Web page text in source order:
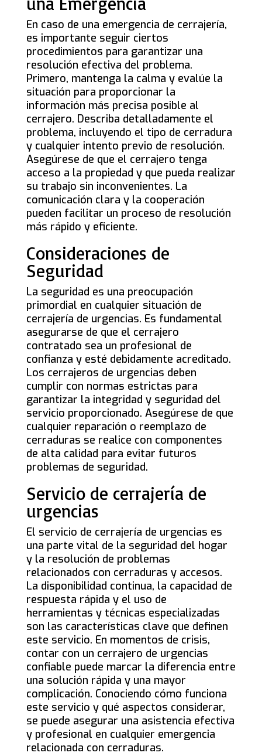
En caso de una emergencia de cerrajería,
es importante seguir ciertos
procedimientos para garantizar una
resolución efectiva del problema.
Primero, mantenga la calma y evalúe la
situación para proporcionar la
información más precisa posible al
cerrajero. Describa detalladamente el
problema, incluyendo el tipo de cerradura
y cualquier intento previo de resolución.
Asegúrese de que el cerrajero tenga
acceso a la propiedad y que pueda realizar
su trabajo sin inconvenientes. La
comunicación clara y la cooperación
pueden facilitar un proceso de resolución
más rápido y eficiente.
Consideraciones de
Seguridad
La seguridad es una preocupación
primordial en cualquier situación de
cerrajería de urgencias. Es fundamental
asegurarse de que el cerrajero
contratado sea un profesional de
confianza y esté debidamente acreditado.
Los cerrajeros de urgencias deben
cumplir con normas estrictas para
garantizar la integridad y seguridad del
servicio proporcionado. Asegúrese de que
cualquier reparación o reemplazo de
cerraduras se realice con componentes
de alta calidad para evitar futuros
problemas de seguridad.
Servicio de cerrajería de
urgencias
El servicio de cerrajería de urgencias es
una parte vital de la seguridad del hogar
y la resolución de problemas
relacionados con cerraduras y accesos.
La disponibilidad continua, la capacidad de
respuesta rápida y el uso de
herramientas y técnicas especializadas
son las características clave que definen
este servicio. En momentos de crisis,
contar con un cerrajero de urgencias
confiable puede marcar la diferencia entre
una solución rápida y una mayor
complicación. Conociendo cómo funciona
este servicio y qué aspectos considerar,
se puede asegurar una asistencia efectiva
y profesional en cualquier emergencia
relacionada con cerraduras.